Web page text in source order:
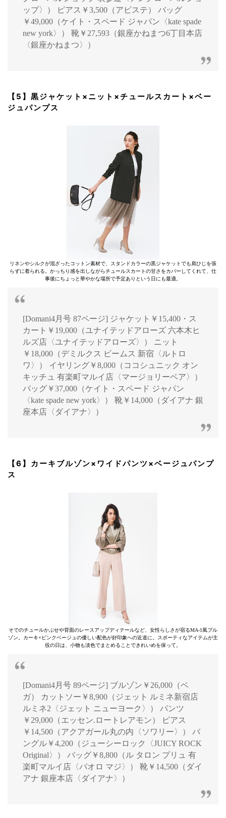
ップ〉） ピアス￥3,500（アビステ） バッグ
￥49,000（ケイト・スペード ジャパン〈kate spade
new york〉） 靴￥27,593（銀座かねまつ6丁目本店
〈銀座かねまつ〉）
【5】黒ジャケット×ニット×チュールスカート×ベー
ジュパンプス
リネンやシルクが混ざったコットン素材で、スタンドカラーの黒ジャケットでも肩ひじを張
らずに着られる。かっちり感を出しながらチュールスカートの甘さをカバーしてくれて、仕
事後にちょっと華やかな場所で予定ありという日にも最適。
[Domani4月号 87ページ] ジャケット￥15,400・ス
カート￥19,000（ユナイテッドアローズ 六本木ヒ
ルズ店〈ユナイテッドアローズ〉） ニット
￥18,000（デミルクス ビームス 新宿〈ルトロ
ワ〉） イヤリング￥8,000（ココシュニック オン
キッチュ 有楽町マルイ店〈マージョリーベア〉）
バッグ￥37,000（ケイト・スペード ジャパン
〈kate spade new york〉） 靴￥14,000（ダイアナ 銀
座本店〈ダイアナ〉）
【6】カーキブルゾン×ワイドパンツ×ベージュパンプ
ス
そでのチュールかぶせや背面のレースアップディテールなど、女性らしさが宿るMA-1風ブル
ゾン。カーキ×ピンクベージュの優しい配色が好印象への近道に。スポーティなアイテムが主
役の日は、小物も淡色でまとめることできれいめを保って。
[Domani4月号 89ページ] ブルゾン￥26,000（ベ
ガ） カットソー￥8,900（ジェット ルミネ新宿店
ルミネ2〈ジェット ニューヨーク〉） パンツ
￥29,000（エッセン.ロートレアモン） ピアス
￥14,500（アクアガール丸の内〈ソワリー〉） バ
ングル￥4,200（ジューシーロック〈JUICY ROCK
Original〉） バッグ￥8,800（ル タロン プリュ 有
楽町マルイ店〈パオロ マジ〉） 靴￥14,500（ダイ
アナ 銀座本店〈ダイアナ〉）